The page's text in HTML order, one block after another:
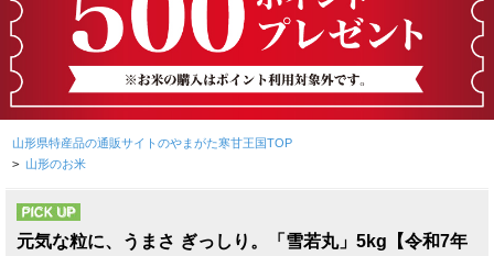
山形県特産品の通販サイトのやまがた寒甘王国TOP
> 山形のお米
PICK UP
元気な粒に、うまさ ぎっしり。「雪若丸」5kg【令和7年